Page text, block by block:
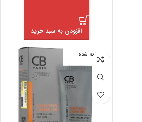
افزودن به سبد خرید
فروخته شده